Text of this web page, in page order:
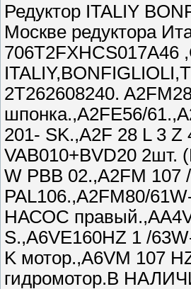
Редуктор ITALIY
Москве редуктора
706T2FXHCS017A46
2T262608240.
шпонка.,A2FE56/
201- SK.,А2F 28 L 3 Z
VAB010+BVD20 2шт.
W PBB 02.,A2FM 107
PAL106.,A2FM80/
НАСОС
S.,A6VE160HZ 1 /
K мотор.,A6VM 107
гидромотор.В